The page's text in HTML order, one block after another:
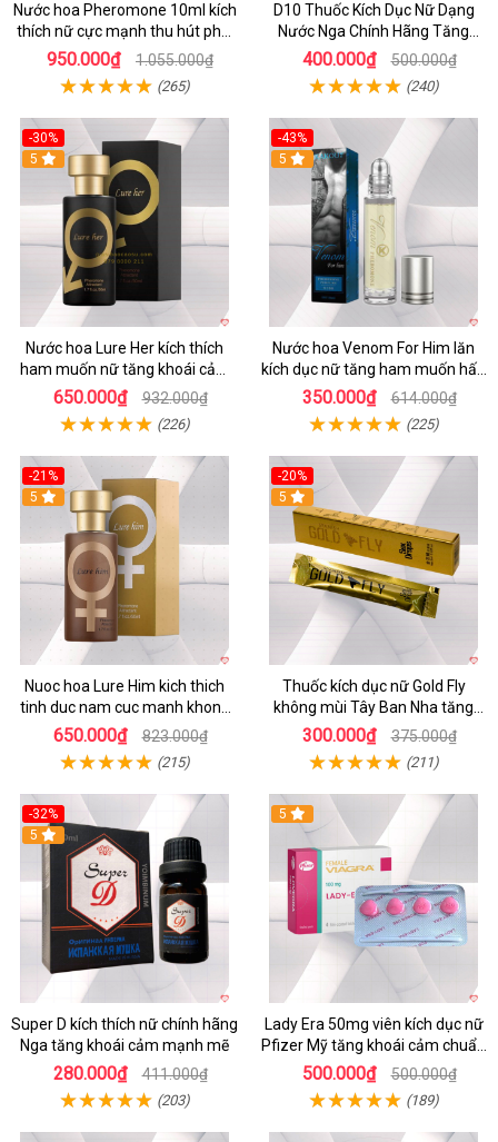
Nước hoa Pheromone 10ml kích
thích nữ cực mạnh thu hút phái
đẹp
950.000₫ 1.055.000₫
(265)
D10 Thuốc Kích Dục Nữ Dạng
Nước Nga Chính Hãng Tăng
Ham Muốn Nhanh
400.000₫ 500.000₫
(240)
-30%
5
Nước hoa Lure Her kích thích
ham muốn nữ tăng khoái cảm
không mùi
650.000₫ 932.000₫
(226)
-43%
5
Nước hoa Venom For Him lăn
kích dục nữ tăng ham muốn hấp
dẫn
350.000₫ 614.000₫
(225)
-21%
5
Nuoc hoa Lure Him kich thich
tinh duc nam cuc manh khong
mui
650.000₫ 823.000₫
(215)
-20%
5
Thuốc kích dục nữ Gold Fly
không mùi Tây Ban Nha tăng
ham muốn
300.000₫ 375.000₫
(211)
-32%
5
Super D kích thích nữ chính hãng
Nga tăng khoái cảm mạnh mẽ
280.000₫ 411.000₫
(203)
5
Lady Era 50mg viên kích dục nữ
Pfizer Mỹ tăng khoái cảm chuẩn
chính hãng
500.000₫ 500.000₫
(189)